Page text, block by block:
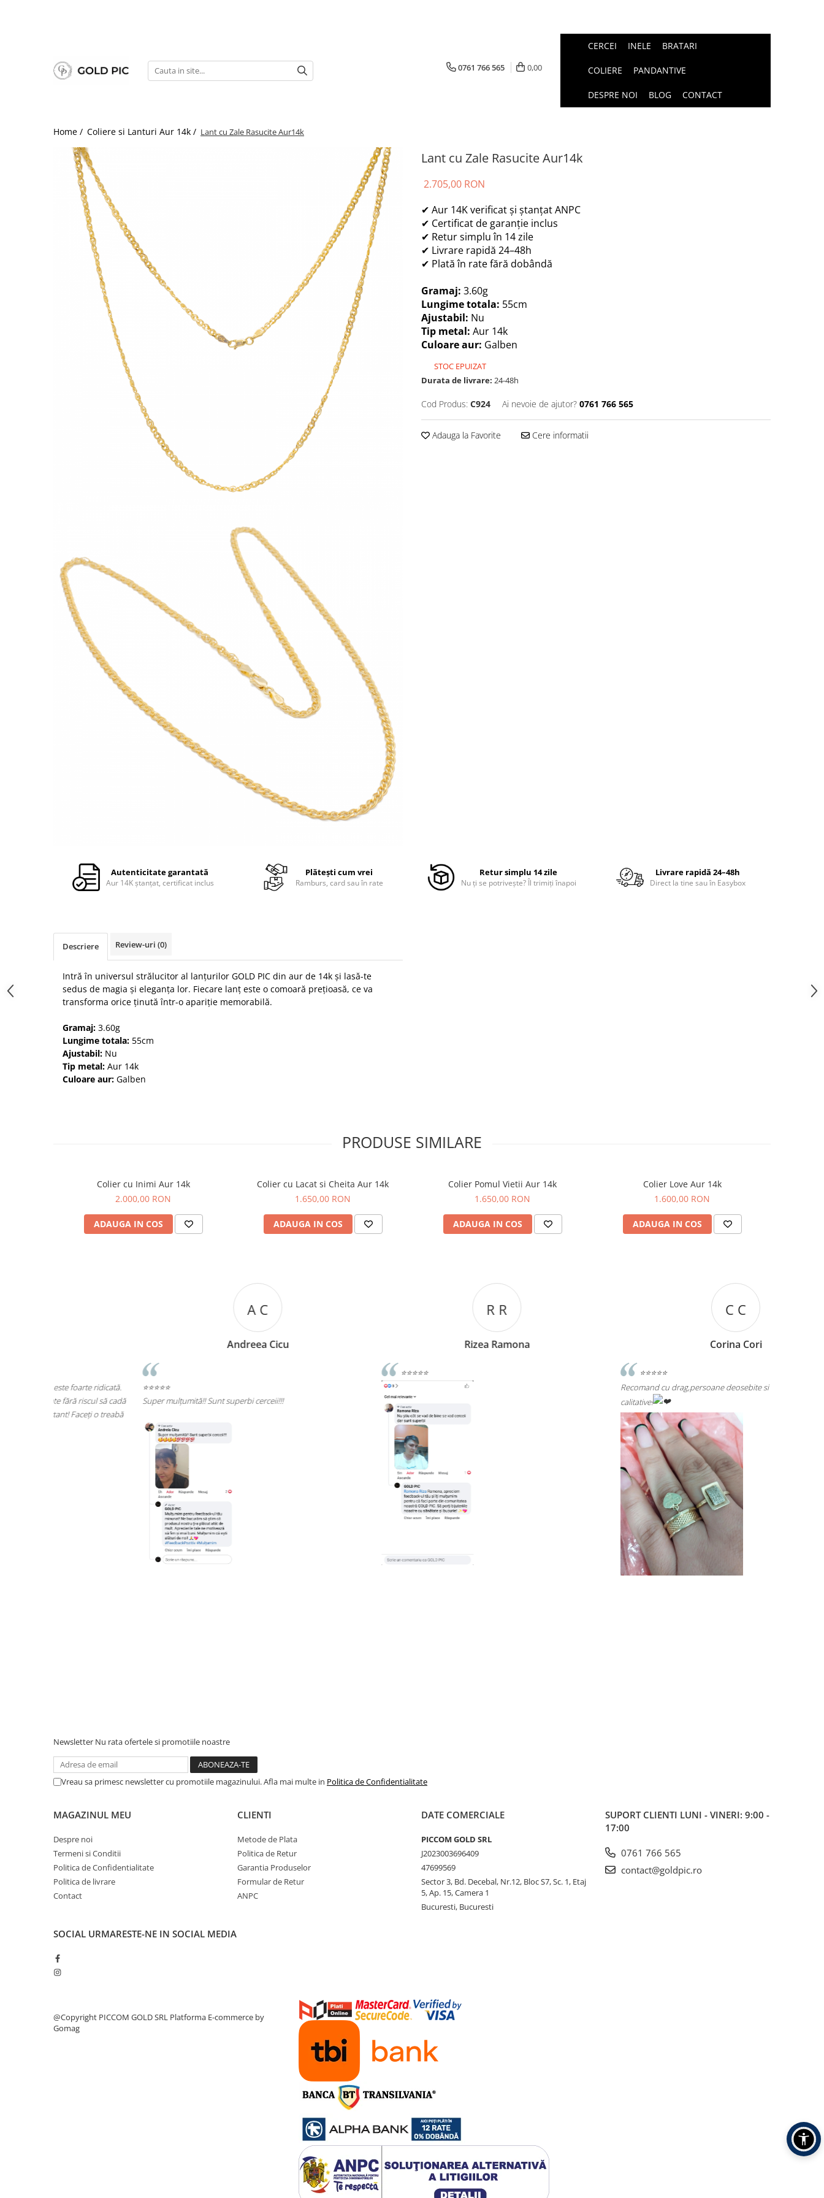
0761 766 565 0,00
CERCEI INELE BRATARI
COLIERE PANDANTIVE
DESPRE NOI BLOG CONTACT
Home / Coliere si Lanturi Aur 14k / Lant cu Zale Rasucite Aur14k
Lant cu Zale Rasucite Aur14k
2.705,00 RON
✔ Aur 14K verificat și ștanțat ANPC
✔ Certificat de garanție inclus
✔ Retur simplu în 14 zile
✔ Livrare rapidă 24–48h
✔ Plată în rate fără dobândă
Gramaj: 3.60g
Lungime totala: 55cm
Ajustabil: Nu
Tip metal: Aur 14k
Culoare aur: Galben
STOC EPUIZAT
Durata de livrare: 24-48h
Cod Produs: C924 Ai nevoie de ajutor? 0761 766 565
Adauga la Favorite Cere informatii
Autenticitate garantată
Aur 14K ștanțat, certificat inclus
Plătești cum vrei
Ramburs, card sau în rate
Retur simplu 14 zile
Nu ți se potrivește? Îl trimiți înapoi
Livrare rapidă 24–48h
Direct la tine sau în Easybox
Descriere Review-uri (0)
Intră în universul strălucitor al lanțurilor GOLD PIC din aur de 14k și lasă-te
sedus de magia și eleganța lor. Fiecare lanț este o comoară prețioasă, ce va
transforma orice ținută într-o apariție memorabilă.
Gramaj: 3.60g
Lungime totala: 55cm
Ajustabil: Nu
Tip metal: Aur 14k
Culoare aur: Galben
PRODUSE SIMILARE
Colier cu Inimi Aur 14k
2.000,00 RON
ADAUGA IN COS
Colier cu Lacat si Cheita Aur 14k
1.650,00 RON
ADAUGA IN COS
Colier Pomul Vietii Aur 14k
1.650,00 RON
ADAUGA IN COS
Colier Love Aur 14k
1.600,00 RON
ADAUGA IN COS
⭐⭐⭐⭐⭐
Super mulțumită!! Sunt superbi cerceii!!!
Recomand cu drag,persoane deosebite si lucruri bune si
Newsletter Nu rata ofertele si promotiile noastre
Vreau sa primesc newsletter cu promotiile magazinului. Afla mai multe in Politica de Confidentialitate
MAGAZINUL MEU
Despre noi
Termeni si Conditii
Politica de Confidentialitate
Politica de livrare
Contact
CLIENTI
Metode de Plata
Politica de Retur
Garantia Produselor
Formular de Retur
ANPC
DATE COMERCIALE
PICCOM GOLD SRL
J2023003696409
47699569
Sector 3, Bd. Decebal, Nr.12, Bloc S7, Sc. 1, Etaj
5, Ap. 15, Camera 1
Bucuresti, Bucuresti
SUPORT CLIENTI LUNI - VINERI: 9:00 -
17:00
0761 766 565
contact@goldpic.ro
SOCIAL URMARESTE-NE IN SOCIAL MEDIA
@Copyright PICCOM GOLD SRL Platforma E-commerce by
Gomag